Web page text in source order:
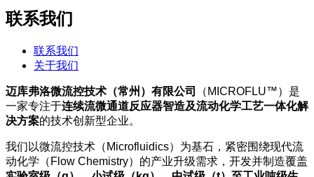
联系我们
联系我们
关于我们
迈库弗洛微流控技术（常州）有限公司
（MICROFLU™）是
一家专注于连续流微通道反应器智造及流动化学工艺一体化解
决方案的技术创新型企业。
我们以微流控技术（Microfluidics）为基石，紧密围绕现代流
动化学（Flow Chemistry）的产业升级需求 ，开发并制造覆盖